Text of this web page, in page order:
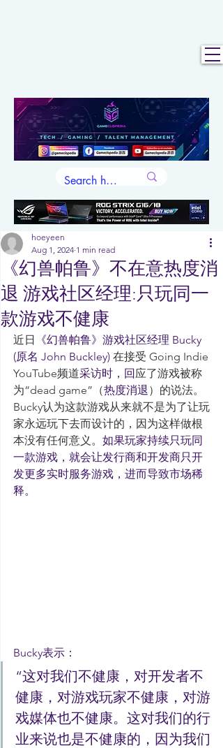
《幻兽帕鲁》不在意热度消
退 游戏社区经理:只玩同一
款游戏不健康
hoeyeen
Aug 1, 2024 1 min read
近日 《幻兽帕鲁》游戏社区经理 Bucky
(原名 John Buckley) 在​​接受 Going Indie
YouTube频道采访时，回应了游戏被称
为“dead game”（热度消退 ）的说法。
Bucky认为这款游戏从来就不是为了让玩
家永远玩下去而设计的，因为这样做根
本没有任何意义。 如果玩家持续只玩同
一款游戏，就会让发行商和开发商只开
发更多实时服务游戏，进而导致市场稀
释。
Bucky表示：
“这对我们不健康，对开发者不
健康，对游戏玩家不健康，对游
戏媒体也不健康。这对我们的行
业来说也是不健康的，因为我们